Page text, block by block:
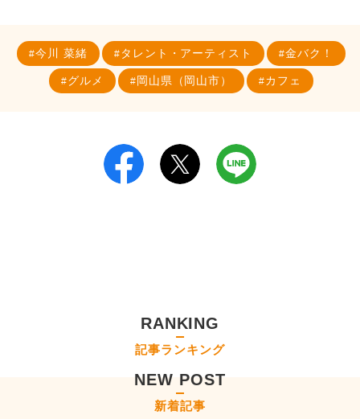
今川 菜緒 タレント・アーティスト 金バク！
グルメ 岡山県（岡山市） カフェ
RANKING
記事ランキング
NEW POST
新着記事